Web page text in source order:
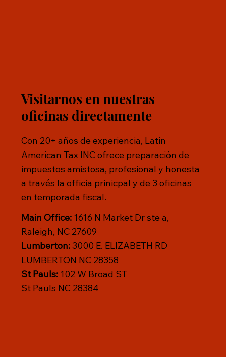
Visitarnos en nuestras
oficinas directamente
Con 20+ años de experiencia, Latin
American Tax INC ofrece preparación de
impuestos amistosa, profesional y honesta
a través la officia prinicpal y de 3 oficinas
en temporada fiscal.
Main Office: 1616 N Market Dr ste a,
Raleigh, NC 27609
Lumberton:3000 E. ELIZABETH RD
LUMBERTON NC 28358
St Pauls: 102 W Broad ST
St Pauls NC 28384